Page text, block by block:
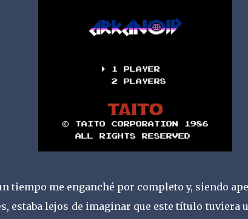
tiempo me enganché por completo y, siendo
estaba lejos de imaginar que este título tuviera